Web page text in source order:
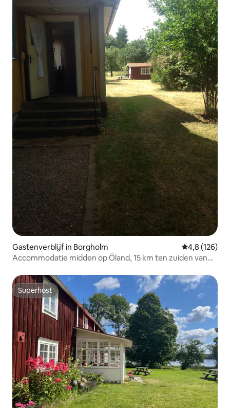
Gastenverblijf in Borgholm Gemiddelde
4,8 (126)
Accommodatie midden op Öland, 15 km ten zuiden van
Superhost
Superhost